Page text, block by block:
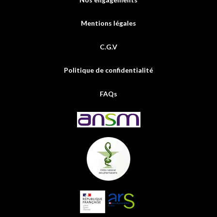
Mentions légales
C.G.V
Politique de confidentialité
FAQs